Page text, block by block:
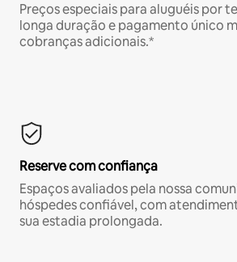
Preços especiais para aluguéis por
longa duração e pagamento único
cobranças adicionais.*
Reserve com confiança
Espaços avaliados pela nossa
hóspedes confiável, com
sua estadia prolongada.